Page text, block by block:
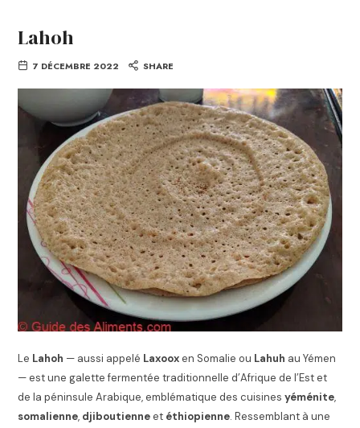
Lahoh
7 DÉCEMBRE 2022 SHARE
Le Lahoh — aussi appelé Laxooxen Somalie ou Lahuh au Yémen
— est une galette fermentée traditionnelle d’Afrique de l’Est et
de la péninsule Arabique, emblématique des cuisinesyéménite,
somalienne, djiboutienneet éthiopienne. Ressemblant à une